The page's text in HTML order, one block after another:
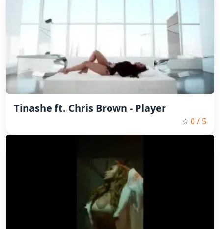
Tinashe ft. Chris Brown - Player
☆ 0/ 5